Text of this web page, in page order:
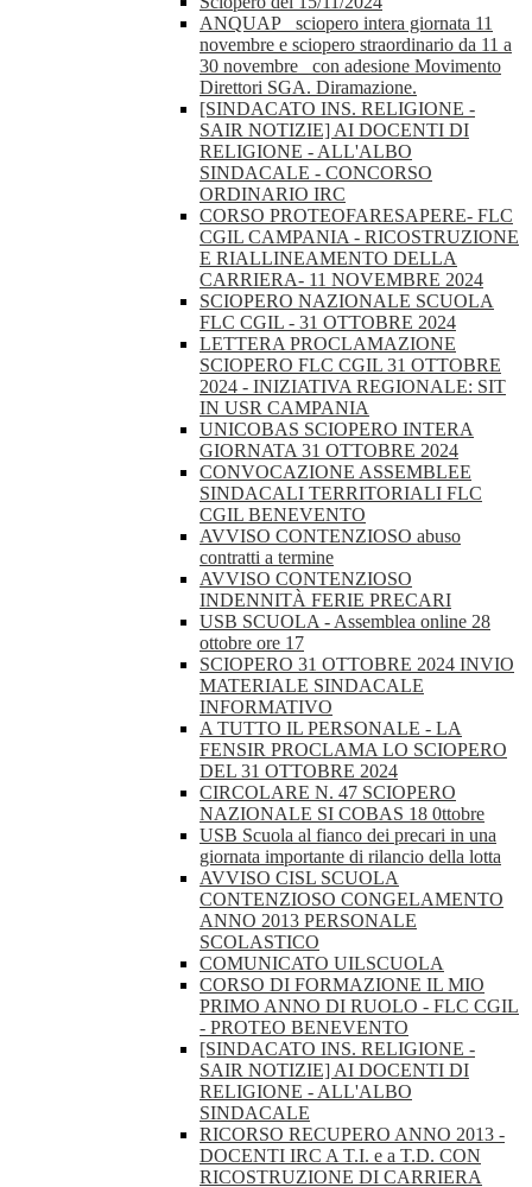
ANQUAP_ sciopero intera giornata 11
novembre e sciopero straordinario da 11 a
30 novembre_ con adesione Movimento
Direttori SGA. Diramazione.
[SINDACATO INS. RELIGIONE -
SAIR NOTIZIE] AI DOCENTI DI
RELIGIONE - ALL'ALBO
SINDACALE - CONCORSO
ORDINARIO IRC
CORSO PROTEOFARESAPERE- FLC
CGIL CAMPANIA - RICOSTRUZIONE
E RIALLINEAMENTO DELLA
CARRIERA- 11 NOVEMBRE 2024
SCIOPERO NAZIONALE SCUOLA
FLC CGIL - 31 OTTOBRE 2024
LETTERA PROCLAMAZIONE
SCIOPERO FLC CGIL 31 OTTOBRE
2024 - INIZIATIVA REGIONALE: SIT
IN USR CAMPANIA
UNICOBAS SCIOPERO INTERA
GIORNATA 31 OTTOBRE 2024
CONVOCAZIONE ASSEMBLEE
SINDACALI TERRITORIALI FLC
CGIL BENEVENTO
AVVISO CONTENZIOSO abuso
contratti a termine
AVVISO CONTENZIOSO
INDENNITÀ FERIE PRECARI
USB SCUOLA - Assemblea online 28
ottobre ore 17
SCIOPERO 31 OTTOBRE 2024 INVIO
MATERIALE SINDACALE
INFORMATIVO
A TUTTO IL PERSONALE - LA
FENSIR PROCLAMA LO SCIOPERO
DEL 31 OTTOBRE 2024
CIRCOLARE N. 47 SCIOPERO
NAZIONALE SI COBAS 18 0ttobre
USB Scuola al fianco dei precari in una
giornata importante di rilancio della lotta
AVVISO CISL SCUOLA
CONTENZIOSO CONGELAMENTO
ANNO 2013 PERSONALE
SCOLASTICO
COMUNICATO UILSCUOLA
CORSO DI FORMAZIONE IL MIO
PRIMO ANNO DI RUOLO - FLC CGIL
- PROTEO BENEVENTO
[SINDACATO INS. RELIGIONE -
SAIR NOTIZIE] AI DOCENTI DI
RELIGIONE - ALL'ALBO
SINDACALE
RICORSO RECUPERO ANNO 2013 -
DOCENTI IRC A T.I. e a T.D. CON
RICOSTRUZIONE DI CARRIERA